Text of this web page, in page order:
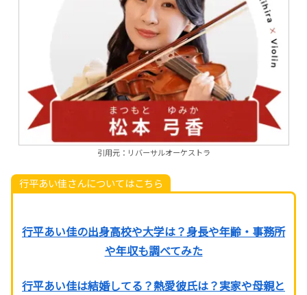
引用元：リバーサルオーケストラ
行平あい佳さんについてはこちら
行平あい佳の出身高校や大学は？身長や年齢・事務所
や年収も調べてみた
行平あい佳は結婚してる？熱愛彼氏は？実家や母親と